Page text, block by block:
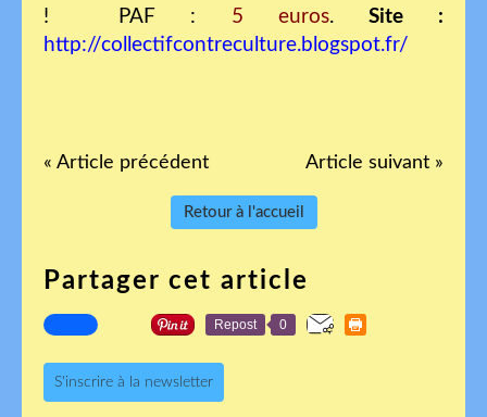
! PAF : 5 euros. Site :
http://collectifcontreculture.blogspot.fr/
« Article précédent Article suivant »
Retour à l'accueil
Partager cet article
Repost 0
S'inscrire à la newsletter